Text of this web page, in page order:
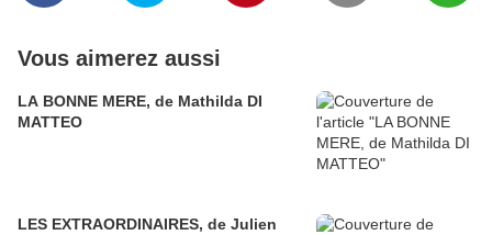
Vous aimerez aussi
LA BONNE MERE, de Mathilda DI
MATTEO
LES EXTRAORDINAIRES, de Julien